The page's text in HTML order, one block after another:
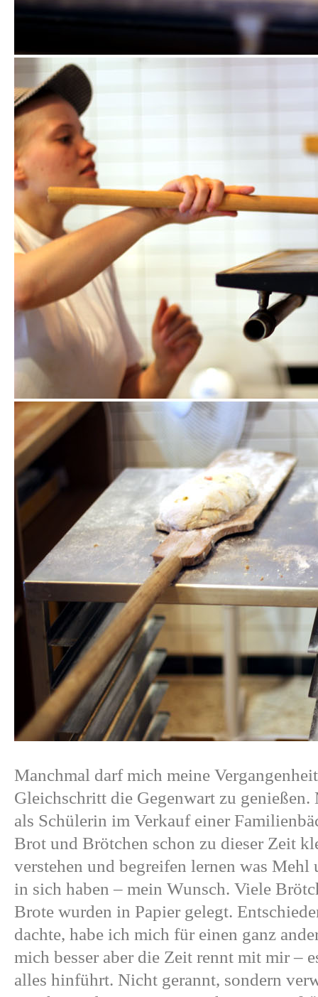
Manchmal darf mich meine
Gleichschritt die Gegenwart zu
als Schülerin im Verkauf einer
Brot und Brötchen schon zu dieser Zeit
verstehen und begreifen lernen was Mehl
in sich haben – mein Wunsch. Viele
Brote wurden in Papier gelegt.
dachte, habe ich mich für einen ganz
mich besser aber die Zeit rennt mit mir –
alles hinführt. Nicht gerannt, sondern